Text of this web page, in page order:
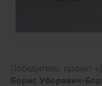
Победитель: проект
Борис Уборевич-